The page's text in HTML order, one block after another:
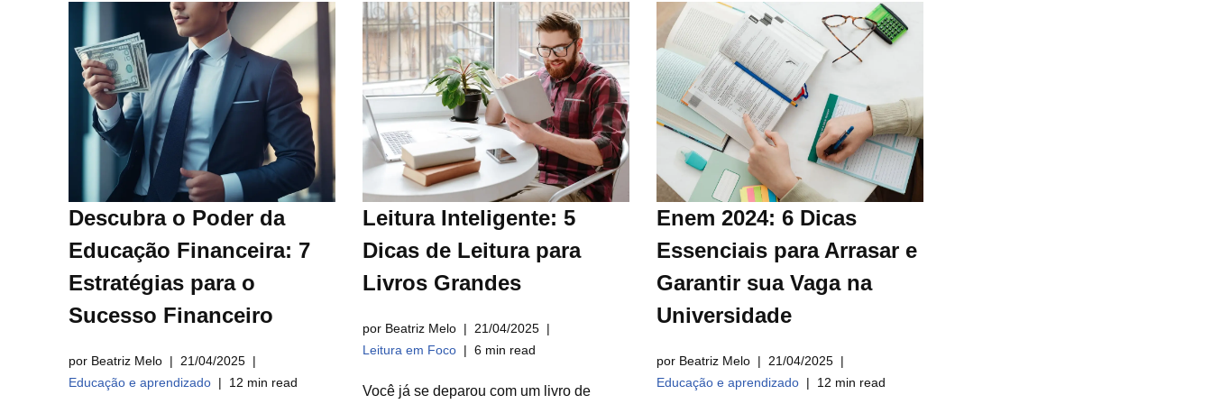
Descubra o Poder da
Educação Financeira: 7
Estratégias para o
Sucesso Financeiro
por Beatriz Melo
21/04/2025
Educação e aprendizado
12 min read
Leitura Inteligente: 5
Dicas de Leitura para
Livros Grandes
por Beatriz Melo
21/04/2025
Leitura em Foco
6 min read
Você já se deparou com um livro de
Enem 2024: 6 Dicas
Essenciais para Arrasar e
Garantir sua Vaga na
Universidade
por Beatriz Melo
21/04/2025
Educação e aprendizado
12 min read